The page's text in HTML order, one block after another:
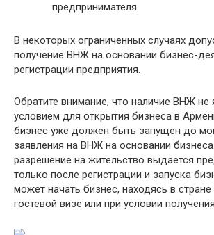
предпринимателя.
В некоторых ограниченных случаях
получение ВНЖ на основании бизнес-
регистрации предприятия.
Обратите внимание, что наличие ВНЖ не
условием для открытия бизнеса в
бизнес уже должен быть запущен до
заявления на ВНЖ на основании
разрешение на жительство выдается
только после регистрации и запуска
может начать бизнес, находясь в
гостевой визе или при условии